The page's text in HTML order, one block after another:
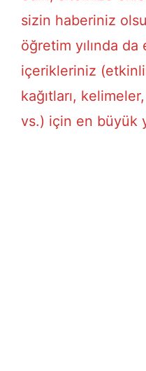
sizin haberiniz
öğretim yılında
içerikleriniz
kağıtları,
vs.) için en büyük